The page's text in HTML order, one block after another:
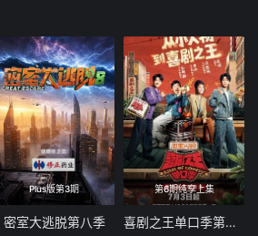
Plus版第3期
密室大逃脱第八季
第6期纯享上集
喜剧之王单口季第三季